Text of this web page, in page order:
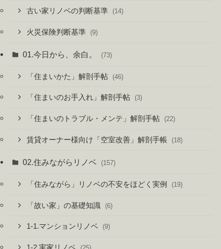
古い家リノベの判断基準 (14)
火災保険判断基準 (9)
01.今日から、余白。 (73)
「住まいかた」解剖手帖 (46)
「住まいのお手入れ」解剖手帖 (3)
「住まいのトラブル・メンテ」解剖手帖 (22)
賃貸オーナー様向け「空室改善」解剖手帳 (18)
02.住みながらリノベ (157)
「住みながら」リノベの不安をほどく実例 (19)
「故い家」の基礎知識 (6)
1-1.マンションリノベ (9)